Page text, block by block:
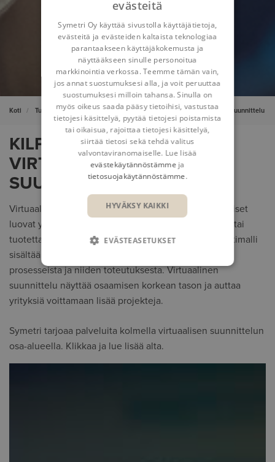
Koti Tuotesuunnittelu ja tuotteen elinkaaren hallinta Virtuaalinen suunnittelu
KILPAILUETUA
VIRTUAALISELLA
SUUNNITTELULLA
Virtuaalisessa suunnittelussa suunnittelun ammattilaiset
luovat yhteistyössä visuaalisen mallin, jolla projektia tai
tuotetta voidaan esitellä asiakkaalle. Integroitu koontimalli
sisältää tietoa niin tuotteista kuin hyödynnettävistä
prosesseista ja niiden toteutuksesta. Virtuaalinen
suunnittelu näyttää osaamisen korkean tason ja auttaa
yrityksiä voittamaan lisää projekteja.
Symetri tarjoaa palveluita kolmella virtuaalisen suunnittelun
osa-alueella. Klikkaa ja lue lisää alta.
evästeitä
Symetri Oy käyttää sivustolla käyttäjätietoja,
evästeitä ja evästeiden kaltaista teknologiaa
parantaakseen käyttäjäkokemusta ja
näyttääkseen sinulle personoitua
markkinointia verkossa. Teemme tämän vain,
jos annat suostumuksesi alla, ja voit peruuttaa
suostumuksesi milloin tahansa. Sinulla on
myös oikeus saada pääsy tietoihisi, vastustaa
tietojesi käsittelyä, pyytää tietojesi poistamista
tai oikaisua, rajoittaa tietojesi käsittelyä,
siirtää tietosi sekä tehdä valitus
valvontaviranomaiselle. Lue lisää
evästekäytännöstämme ja
tietosuojakäytännöstämme.
HYVÄKSY KAIKKI
EVÄSTEASETUKSET